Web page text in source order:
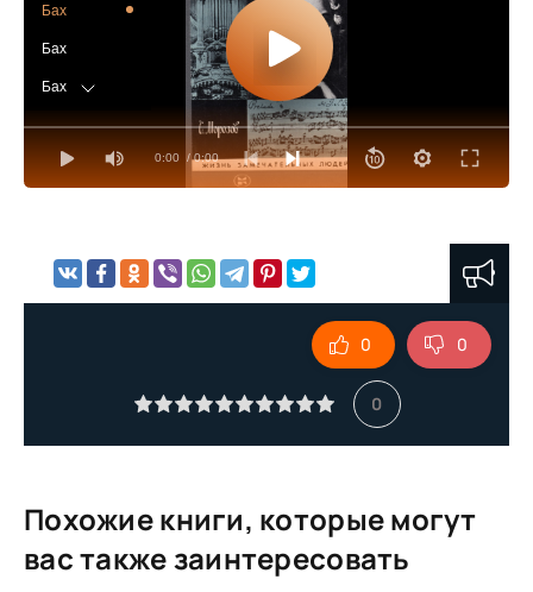
0:00 / 0:00
Бах
Бах
Бах
Бах
Бах
Бах
0
0 0
Похожие книги, которые могут
вас также заинтересовать